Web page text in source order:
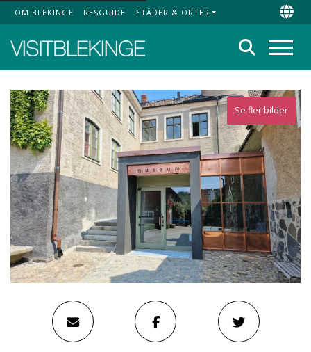
Top Menu
OM BLEKINGE RESGUIDE STÄDER & ORTER
Sök
Se fler bilder